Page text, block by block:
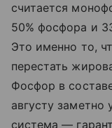
считается
50% фосфора и
Это именно то,
перестать
Фосфор в
августу
система —